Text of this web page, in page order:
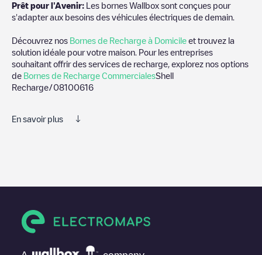
Prêt pour l'Avenir: Les bornes Wallbox sont conçues pour
s'adapter aux besoins des véhicules électriques de demain.
Découvrez nos Bornes de Recharge à Domicile et trouvez la
solution idéale pour votre maison. Pour les entreprises
souhaitant offrir des services de recharge, explorez nos options
de Bornes de Recharge CommercialesShell
Recharge/08100616
En savoir plus
électrique la prochaine fois.
vous avez besoin, vérifiez en bas de la page le point de charge